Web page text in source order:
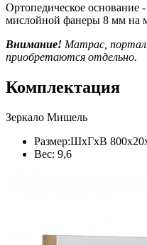
Ортопедическое основание
мислойной фанеры 8 мм на
Внимание! Матрас,
приобретаются отдельно.
Комплектация
Зеркало Мишель
Размер:ШхГхВ
Вес: 9,6